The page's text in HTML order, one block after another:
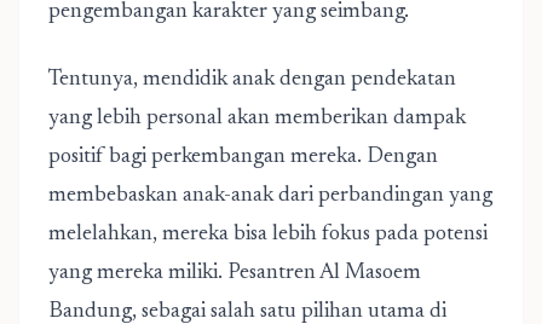
pengembangan karakter yang seimbang.
Tentunya, mendidik anak dengan pendekatan
yang lebih personal akan memberikan dampak
positif bagi perkembangan mereka. Dengan
membebaskan anak-anak dari perbandingan yang
melelahkan, mereka bisa lebih fokus pada potensi
yang mereka miliki. Pesantren Al Masoem
Bandung, sebagai salah satu pilihan utama di